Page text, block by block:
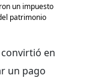
un impuesto
patrimonio
convirtió en
un pago